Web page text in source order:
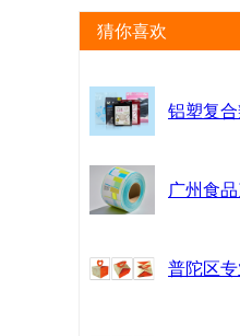
猜你喜欢